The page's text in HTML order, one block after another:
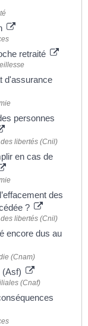
retraité
d'assurance
personnes
libertés (Cnil)
en cas de
des
?
libertés (Cnil)
encore dus au
(Cnam)
(Asf)
(Cnaf)